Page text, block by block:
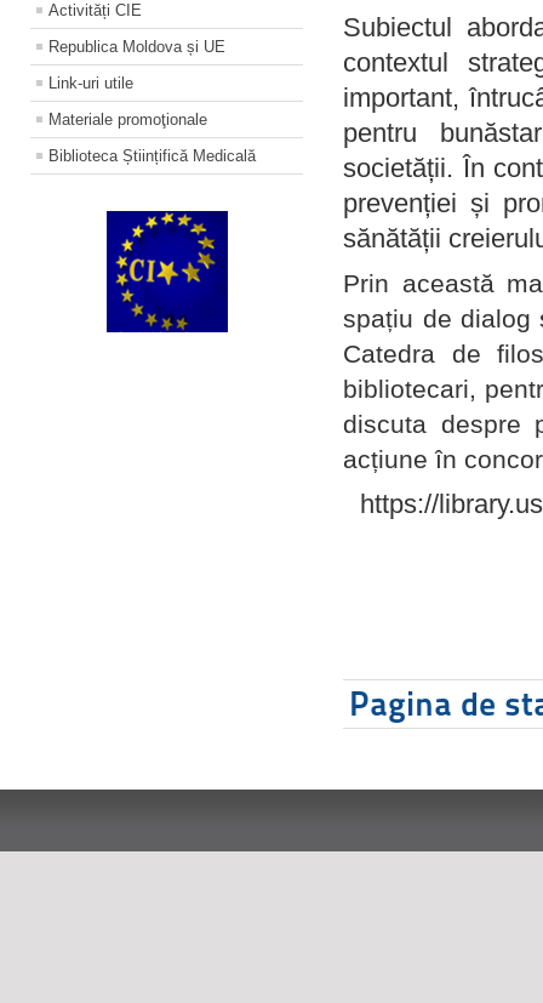
Activități CIE
Republica Moldova și UE
Link-uri utile
Materiale promoţionale
Biblioteca Științifică Medicală
Subiectul
contextul
important,
pentru
societății. În
prevenției și
sănătății
Prin această
spațiu de dialog
Catedra de
bibliotecari,
discuta despre
acțiune în
https://
Pagina de